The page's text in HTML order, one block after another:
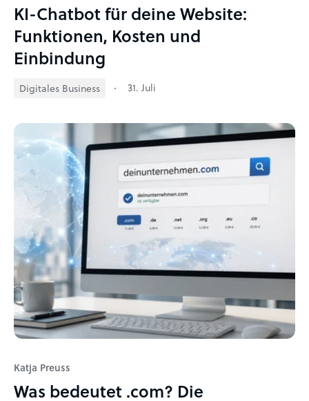
KI-Chatbot für deine Website:
Funktionen, Kosten und
Einbindung
Digitales Business 31. Juli
Katja Preuss
Was bedeutet .com? Die